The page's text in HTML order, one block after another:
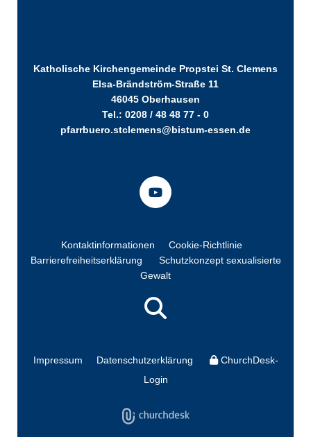
Katholische Kirchengemeinde Propstei St. Clemens
Elsa-Brändström-Straße 11
46045 Oberhausen
Tel.: 0208 / 48 48 77 - 0
pfarrbuero.stclemens@bistum-essen.de
Kontaktinformationen
Cookie-Richtlinie
Barrierefreiheitserklärung
Schutzkonzept sexualisierte
Gewalt
Impressum Datenschutzerklärung
ChurchDesk-
Login